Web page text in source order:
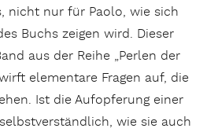
nicht nur für Paolo, wie sich
Buchs zeigen wird. Dieser
aus der Reihe „Perlen der
elementare Fragen auf, die
Ist die Aufopferung einer
wie sie auch